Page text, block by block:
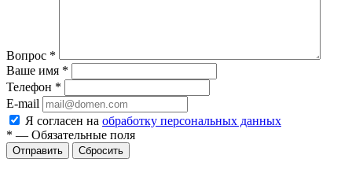
Вопрос *
Ваше имя *
Телефон *
E-mail
Я согласен на обработку персональных данных
* — Обязательные поля
Сбросить